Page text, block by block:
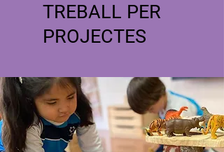
TREBALL PER
PROJECTES